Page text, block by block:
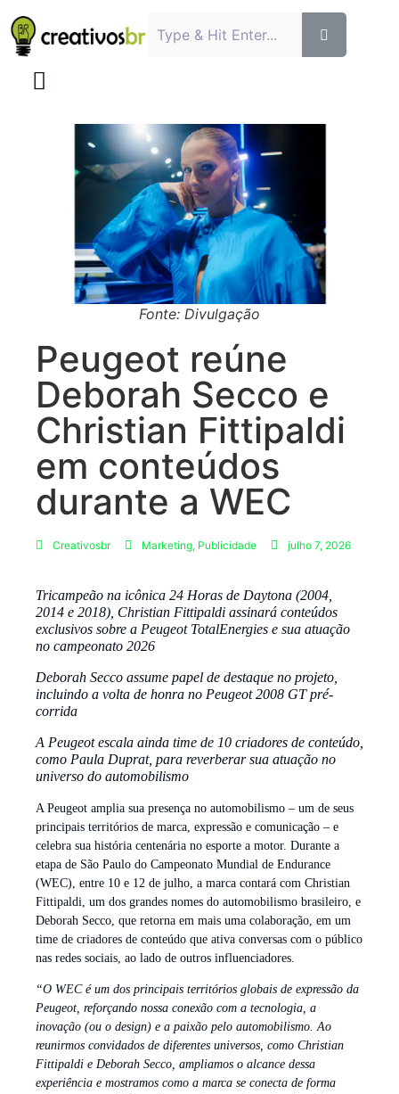
Fonte: Divulgação
Peugeot reúne
Deborah Secco e
Christian Fittipaldi
em conteúdos
durante a WEC
Creativosbr Marketing, Publicidade julho 7, 2026
Tricampeão na icônica 24 Horas de Daytona (2004,
2014 e 2018), Christian Fittipaldi assinará conteúdos
exclusivos sobre a Peugeot TotalEnergies e sua atuação
no campeonato 2026
Deborah Secco assume papel de destaque no projeto,
incluindo a volta de honra no Peugeot 2008 GT pré-
corrida
A Peugeot escala ainda time de 10 criadores de conteúdo,
como Paula Duprat, para reverberar sua atuação no
universo do automobilismo
A Peugeot amplia sua presença no automobilismo – um de seus
principais territórios de marca, expressão e comunicação – e
celebra sua história centenária no esporte a motor. Durante a
etapa de São Paulo do Campeonato Mundial de Endurance
(WEC), entre 10 e 12 de julho, a marca contará com Christian
Fittipaldi, um dos grandes nomes do automobilismo brasileiro, e
Deborah Secco, que retorna em mais uma colaboração, em um
time de criadores de conteúdo que ativa conversas com o público
nas redes sociais, ao lado de outros influenciadores.
“O WEC é um dos principais territórios globais de expressão da
Peugeot, reforçando nossa conexão com a tecnologia, a
inovação (ou o design) e a paixão pelo automobilismo. Ao
reunirmos convidados de diferentes universos, como Christian
Fittipaldi e Deborah Secco, ampliamos o alcance dessa
experiência e mostramos como a marca se conecta de forma